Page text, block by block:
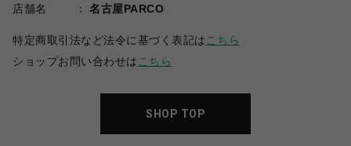
店舗名
名古屋PARCO
特定商取引法など法令に基づく表記は こちら
ショップお問い合わせは こちら
SHOP TOP